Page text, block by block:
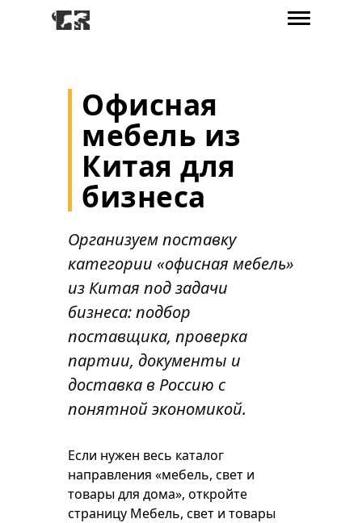
Офисная
мебель из
Китая для
бизнеса
Организуем поставку
категории «офисная мебель»
из Китая под задачи
бизнеса: подбор
поставщика, проверка
партии, документы и
доставка в Россию с
понятной экономикой.
Если нужен весь каталог
направления «мебель, свет и
товары для дома», откройте
страницу Мебель, свет и товары